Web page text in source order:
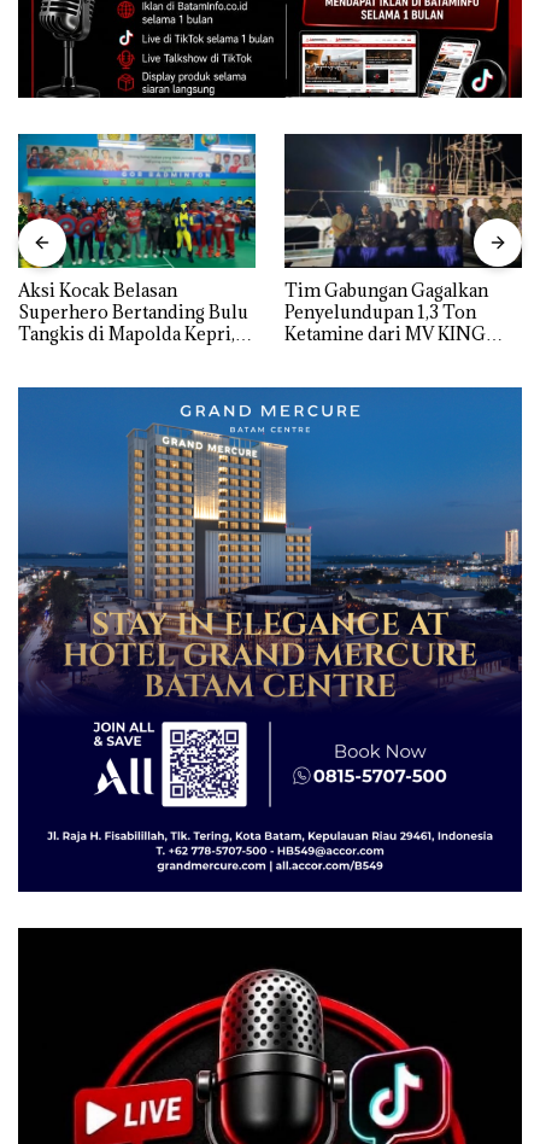
Aksi Kocak Belasan
Superhero Bertanding Bulu
Tangkis di Mapolda Kepri,
Tim Gabungan Gagalkan
Penyelundupan 1,3 Ton
Ketamine dari MV KING